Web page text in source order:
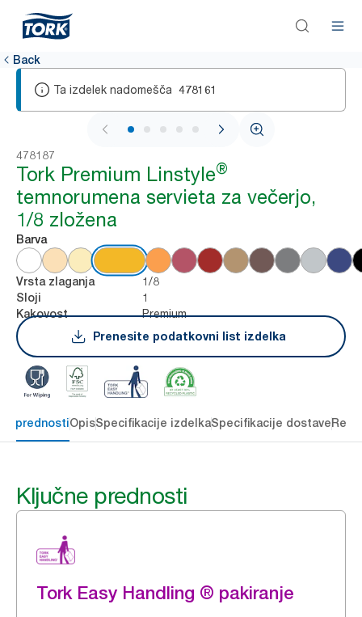
Back
Ta izdelek nadomešča 478161
1 / 6
478187
Tork Premium Linstyle®
temnorumena servieta za večerjo,
1/8 zložena
Barva
Vrsta zlaganja 1/8
Sloji 1
Kakovost
Premium
Prenesite podatkovni list izdelka
prednostiOpisSpecifikacije izdelkaSpecifikacije dostave
Ključne prednosti
Tork Easy Handling ® pakiranje